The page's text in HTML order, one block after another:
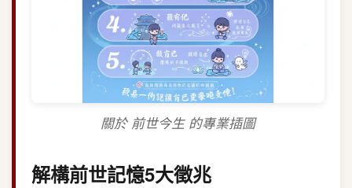
關於 前世今生 的專業插圖
解構前世記憶5大徵兆